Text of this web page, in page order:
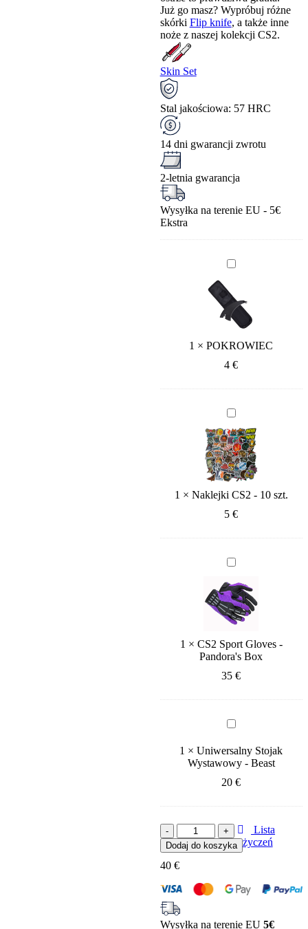
Już go masz? Wypróbuj różne
skórki Flip knife, a także inne
noże z naszej kolekcji CS2.
Skin Set
Stal jakościowa: 57 HRC
14 dni gwarancji zwrotu
2-letnia gwarancja
Wysyłka na terenie EU - 5€
Ekstra
POKROWIEC
1 ×POKROWIEC
4€
Naklejki
-
10
szt.
1 × Naklejki CS2 - 10 szt.
5€
CS2
Gloves
-
Pandora's
Box
1 × CS2 Sport Gloves -
Pandora's Box
35€
Uniwersalny
Wystawowy
-
Beast
1 ×Uniwersalny Stojak
Wystawowy - Beast
20€
ilość
Flip
knife
Galaxy
Dodaj do koszyka
Lista
życzeń
40 €
Wysyłka na terenie EU 5€